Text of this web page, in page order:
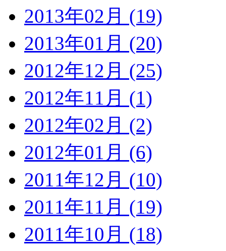
2013年02月 (19)
2013年01月 (20)
2012年12月 (25)
2012年11月 (1)
2012年02月 (2)
2012年01月 (6)
2011年12月 (10)
2011年11月 (19)
2011年10月 (18)